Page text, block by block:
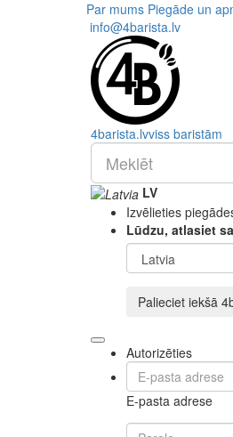
Par mums Piegāde un
info@4barista.lv
4barista.lvviss baristām
LV
Izvēlieties
Lūdzu, atlasiet
Palieciet iekšā
Autorizēties
E-pasta adrese